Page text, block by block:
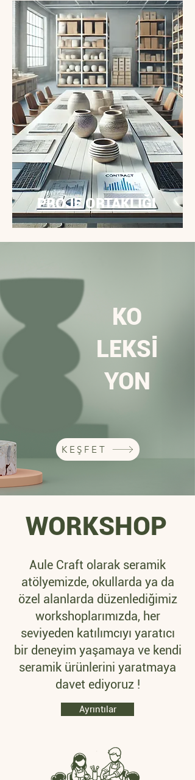
PROJE ORTAKLIĞI
KO
LEKSİ
YON
KEŞFET
WORKSHOP
Aule Craft olarak seramik
atölyemizde, okullarda ya da
özel alanlarda düzenlediğimiz
workshoplarımızda, her
seviyeden katılımcıyı yaratıcı
bir deneyim yaşamaya ve kendi
seramik ürünlerini yaratmaya
davet ediyoruz !
Ayrıntılar